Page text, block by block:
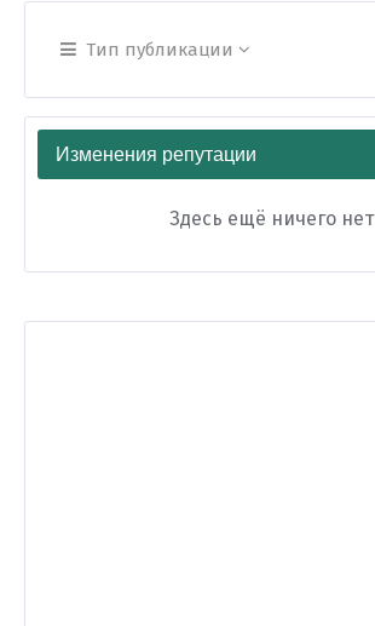
Тип публикации
Изменения репутации
Здесь ещё ничего нет